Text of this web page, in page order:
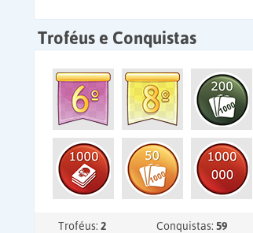
Troféus e Conquistas
Troféus: 2 Conquistas: 59